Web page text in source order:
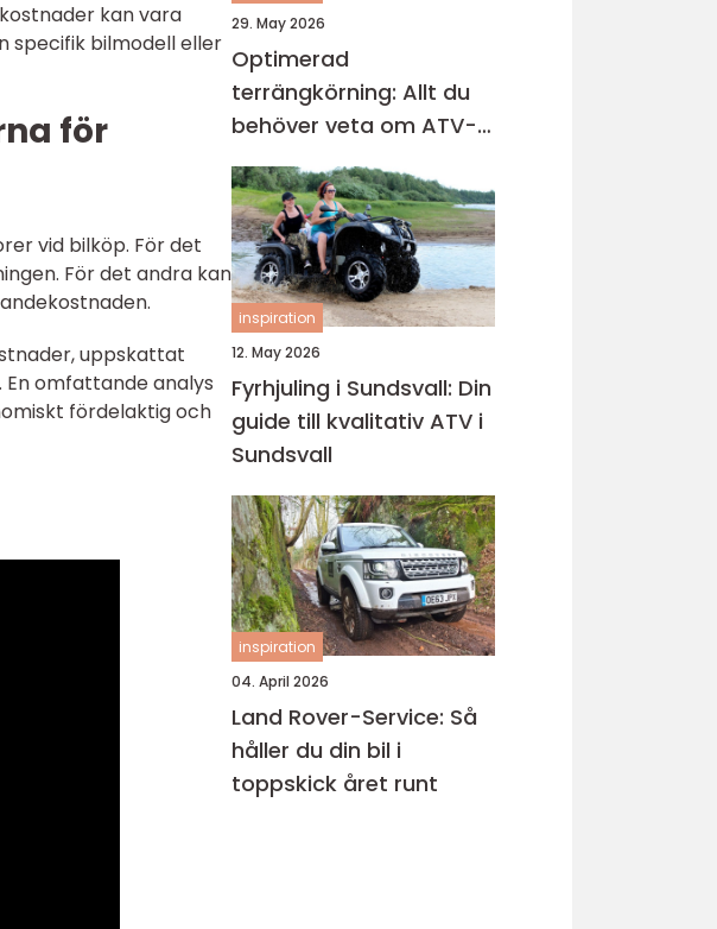
kan vara
specifik bilmodell eller
för
vid bilköp. För det
För det andra kan
uppskattat
omfattande analys
fördelaktig och
29. May 2026
Optimerad
terrängkörning: Allt du
behöver veta om ATV-
däck
inspiration
12. May 2026
Fyrhjuling i Sundsvall: Din
guide till kvalitativ ATV i
Sundsvall
inspiration
04. April 2026
Land Rover-Service: Så
håller du din bil i
toppskick året runt